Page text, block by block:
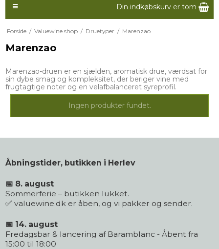
Din indkøbskurv er tom
Forside / Valuewine shop / Druetyper / Marenzao
Marenzao
Marenzao-druen er en sjælden, aromatisk drue, værdsat for
sin dybe smag og kompleksitet, der beriger vine med
frugtagtige noter og en velafbalanceret syreprofil.
Ingen produkter fundet.
Åbningstider, butikken i Herlev
📅 8. august
Sommerferie – butikken lukket.
✅ valuewine.dk er åben, og vi pakker og sender.
📅 14. august
Fredagsbar & lancering af Baramblanc - Åbent fra
15:00 til 18:00